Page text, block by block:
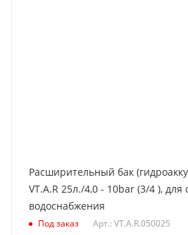
Расширительный бак
VT.A.R 25л./4,0 - 10bar (3/4 ), для
водоснабжения
Под заказ Арт.: VT.A.R.050025